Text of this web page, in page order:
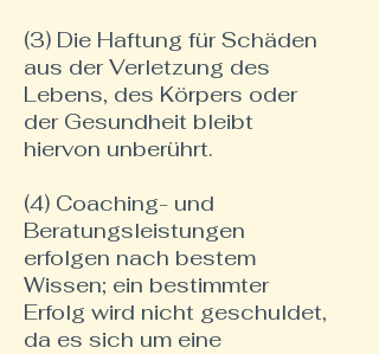
(3) Die Haftung für Schäden
aus der Verletzung des
Lebens, des Körpers oder
der Gesundheit bleibt
hiervon unberührt.
(4) Coaching- und
Beratungsleistungen
erfolgen nach bestem
Wissen; ein bestimmter
Erfolg wird nicht geschuldet,
da es sich um eine